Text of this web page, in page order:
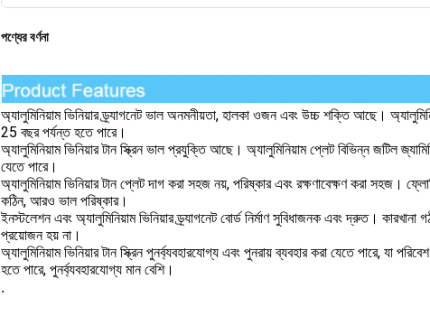
পণ্যের বর্ণনা
অ্যালুমিনিয়াম ভিনিয়ার ড্র্যাগনেট ভাল অনমনীয়তা, হালকা ওজন এবং উচ্চ শক্তি আছে।
25 বছর পর্যন্ত হতে পারে।
অ্যালুমিনিয়াম ভিনিয়ার টান স্ক্রিন ভাল প্রযুক্তি আছে। অ্যালুমিনিয়াম প্লেট বিভিন্ন
যেতে পারে।
অ্যালুমিনিয়াম ভিনিয়ার টান প্লেট দাগ করা সহজ নয়, পরিষ্কার এবং রক্ষণাবেক্ষণ করা সহজ।
কঠিন, আরও ভাল পরিষ্কার।
ইনস্টলেশন এবং অ্যালুমিনিয়াম ভিনিয়ার ড্র্যাগনেট বোর্ড নির্মাণ সুবিধাজনক এবং দ্রুত। কারখানা
প্রয়োজন হয় না।
অ্যালুমিনিয়াম ভিনিয়ার টান স্ক্রিন পুনর্ব্যবহারযোগ্য এবং পুনরায় ব্যবহার করা যেতে পারে, যা
হতে পারে, পুনর্ব্যবহারযোগ্য মান বেশি।
.